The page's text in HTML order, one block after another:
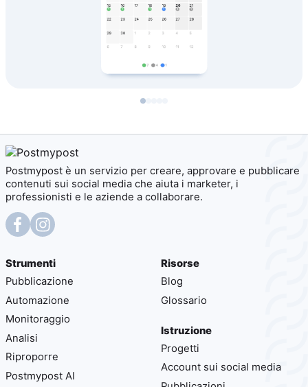
Postmypost è un servizio per creare, approvare e pubblicare
contenuti sui social media che aiuta i marketer, i
professionisti e le aziende a collaborare.
Strumenti
Pubblicazione
Automazione
Monitoraggio
Analisi
Riproporre
Postmypost AI
Risorse
Blog
Glossario
Istruzione
Progetti
Account sui social media